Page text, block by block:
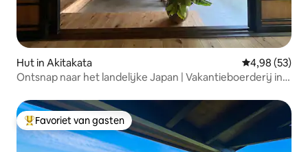
Hut in Akitakata Gemiddelde
4,98 (53)
Ontsnap naar het landelijke Japan | Vakantieboerderij in
Topfavoriet van gasten
Favoriet van gasten